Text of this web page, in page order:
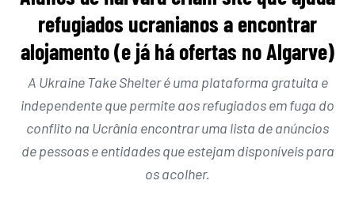
refugiados ucranianos a encontrar
alojamento (e já há ofertas no Algarve)
A Ukraine Take Shelter é uma plataforma gratuita e
independente que permite aos refugiados em fuga do
conflito na Ucrânia encontrar uma lista de anúncios
de pessoas e entidades que estejam disponíveis para
os acolher.